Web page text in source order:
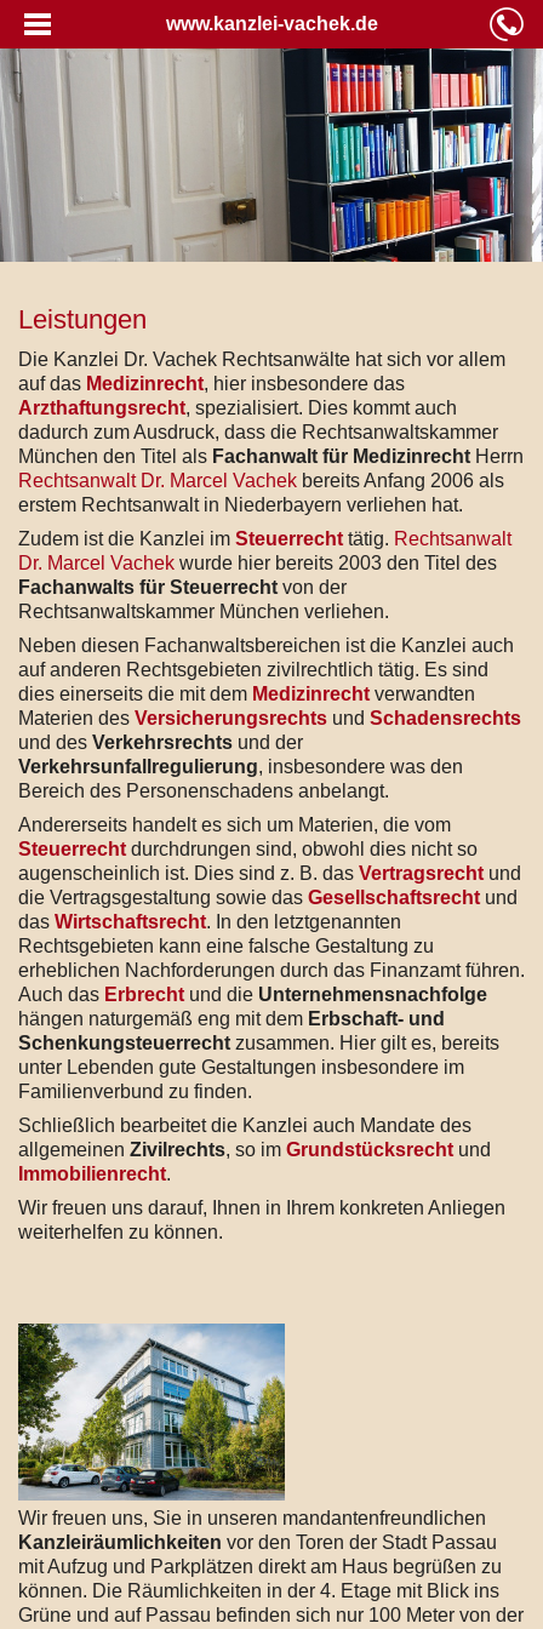
www.kanzlei-vachek.de
Leistungen
Die Kanzlei Dr. Vachek Rechtsanwälte hat sich vor allem
auf das Medizinrecht, hier insbesondere das
Arzthaftungsrecht, spezialisiert. Dies kommt auch
dadurch zum Ausdruck, dass die Rechtsanwaltskammer
München den Titel als Fachanwalt für Medizinrecht Herrn
Rechtsanwalt Dr. Marcel Vachek bereits Anfang 2006 als
erstem Rechtsanwalt in Niederbayern verliehen hat.
Zudem ist die Kanzlei im Steuerrecht tätig. Rechtsanwalt
Dr. Marcel Vachek wurde hier bereits 2003 den Titel des
Fachanwalts für Steuerrecht von der
Rechtsanwaltskammer München verliehen.
Neben diesen Fachanwaltsbereichen ist die Kanzlei auch
auf anderen Rechtsgebieten zivilrechtlich tätig. Es sind
dies einerseits die mit dem Medizinrecht verwandten
Materien des Versicherungsrechts und Schadensrechts
und des Verkehrsrechts und der
Verkehrsunfallregulierung, insbesondere was den
Bereich des Personenschadens anbelangt.
Andererseits handelt es sich um Materien, die vom
Steuerrecht durchdrungen sind, obwohl dies nicht so
augenscheinlich ist. Dies sind z. B. das Vertragsrecht und
die Vertragsgestaltung sowie das Gesellschaftsrecht und
das Wirtschaftsrecht. In den letztgenannten
Rechtsgebieten kann eine falsche Gestaltung zu
erheblichen Nachforderungen durch das Finanzamt führen.
Auch das Erbrecht und die Unternehmensnachfolge
hängen naturgemäß eng mit dem Erbschaft- und
Schenkungsteuerrecht zusammen. Hier gilt es, bereits
unter Lebenden gute Gestaltungen insbesondere im
Familienverbund zu finden.
Schließlich bearbeitet die Kanzlei auch Mandate des
allgemeinen Zivilrechts, so im Grundstücksrecht und
Immobilienrecht.
Wir freuen uns darauf, Ihnen in Ihrem konkreten Anliegen
weiterhelfen zu können.
Wir freuen uns, Sie in unseren mandantenfreundlichen
Kanzleiräumlichkeiten vor den Toren der Stadt Passau
mit Aufzug und Parkplätzen direkt am Haus begrüßen zu
können. Die Räumlichkeiten in der 4. Etage mit Blick ins
Grüne und auf Passau befinden sich nur 100 Meter von der